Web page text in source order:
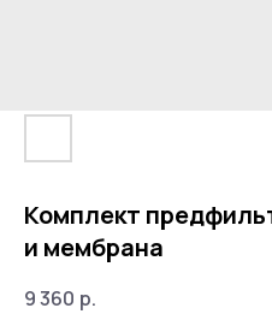
Комплект
и мембрана
9 360 р.